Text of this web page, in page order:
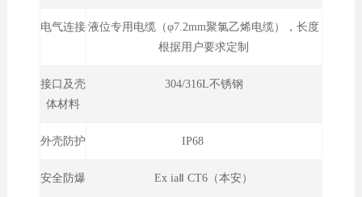
电气连接 液位专用电缆（φ7.2mm聚氯乙烯电缆），长度
根据用户要求定制
接口及壳
体材料
304/316L不锈钢
外壳防护 IP68
安全防爆 Ex iaⅡ CT6（本安）